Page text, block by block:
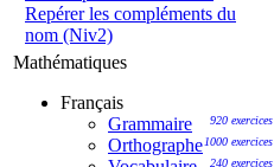
Repérer les compléments du
nom (Niv2)
Mathématiques
Français
920 exercices
Grammaire
1000 exercices
Orthographe
240 exercices